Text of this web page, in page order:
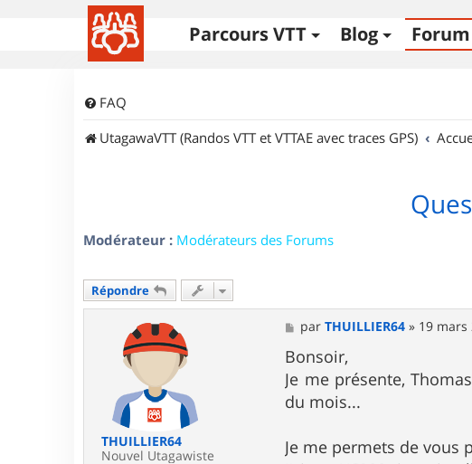
Parcours VTT Blog Forum
FAQ
UtagawaVTT (Randos VTT et VTTAE avec traces GPS)
Modérateur : Modérateurs des Forums
Répondre
THUILLIER64
Nouvel Utagawiste
M
e
s
s
a
g
e
parTHUILLIER64 » 19 mars
Bonsoir,
Je me présente,
du mois...
Je me permets de vous